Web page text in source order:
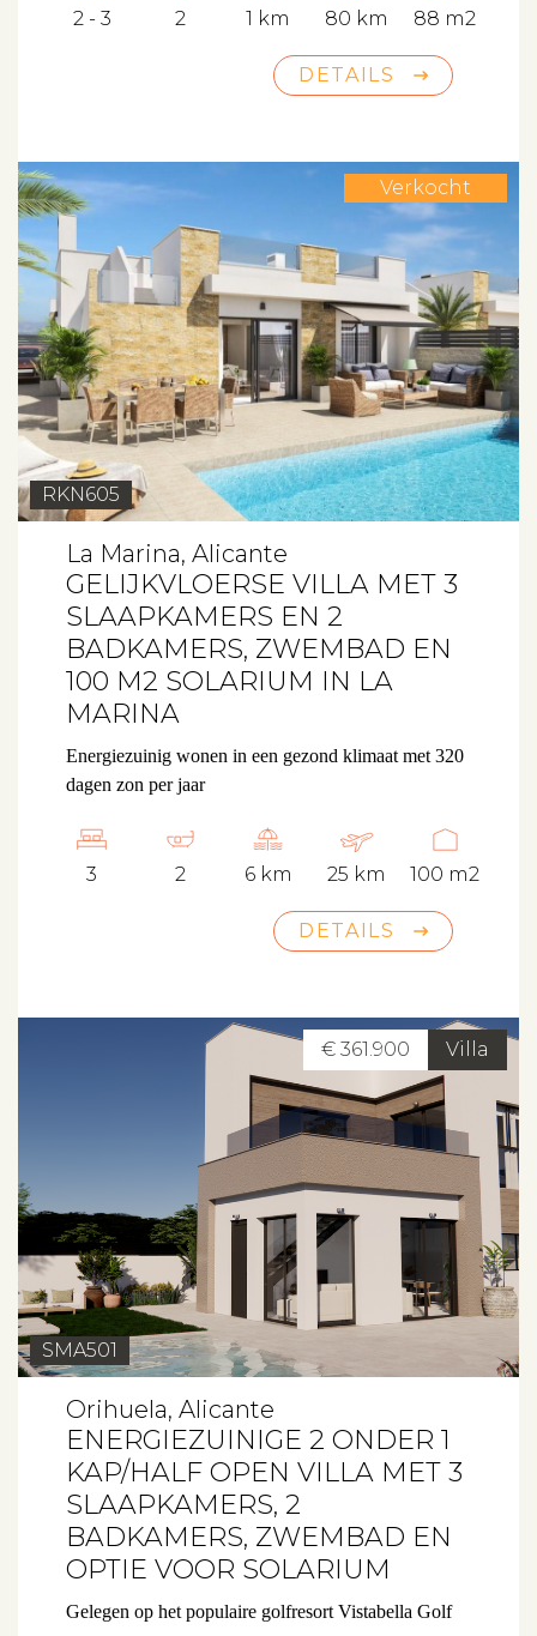
2 - 3 2 1 km 80 km 88 m2
DETAILS
Verkocht
RKN605
La Marina, Alicante
GELIJKVLOERSE VILLA MET 3
SLAAPKAMERS EN 2
BADKAMERS, ZWEMBAD EN
100 M2 SOLARIUM IN LA
MARINA
Energiezuinig wonen in een gezond klimaat met 320
dagen zon per jaar
3 2 6 km 25 km 100 m2
DETAILS
Villa
€ 361.900
SMA501
Orihuela, Alicante
ENERGIEZUINIGE 2 ONDER 1
KAP/HALF OPEN VILLA MET 3
SLAAPKAMERS, 2
BADKAMERS, ZWEMBAD EN
OPTIE VOOR SOLARIUM
Gelegen op het populaire golfresort Vistabella Golf